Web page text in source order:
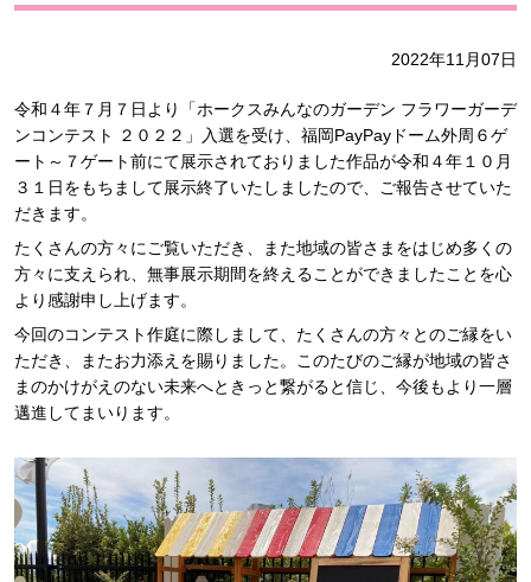
2022年11月07日
令和４年７月７日より「ホークスみんなのガーデン フラワーガーデ
ンコンテスト ２０２２」入選を受け、福岡PayPayドーム外周６ゲ
ート～７ゲート前にて展示されておりました作品が令和４年１０月
３１日をもちまして展示終了いたしましたので、ご報告させていた
だきます。
たくさんの方々にご覧いただき、また地域の皆さまをはじめ多くの
方々に支えられ、無事展示期間を終えることができましたことを心
より感謝申し上げます。
今回のコンテスト作庭に際しまして、たくさんの方々とのご縁をい
ただき、またお力添えを賜りました。このたびのご縁が地域の皆さ
まのかけがえのない未来へときっと繋がると信じ、今後もより一層
邁進してまいります。